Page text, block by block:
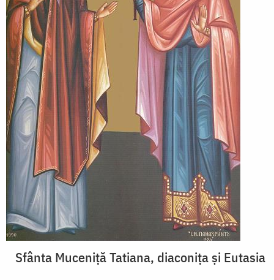
Sfânta Muceniță Tatiana, diaconița și Eutasia